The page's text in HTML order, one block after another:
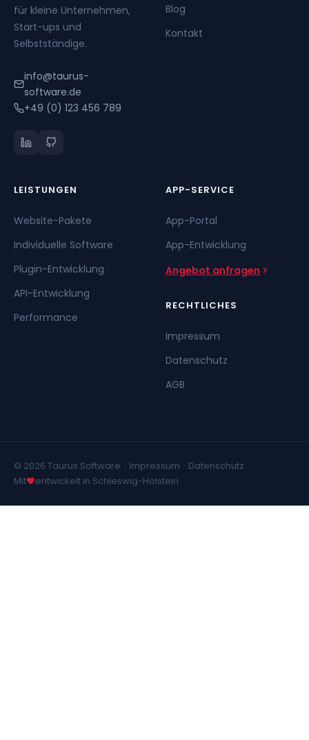
für kleine Unternehmen,
Start-ups und
Selbstständige.
info@taurus-
software.de
+49 (0) 123 456 789
Blog
Kontakt
LEISTUNGEN
Website-Pakete
Individuelle Software
Plugin-Entwicklung
API-Entwicklung
Performance
APP-SERVICE
App-Portal
App-Entwicklung
Angebot anfragen
RECHTLICHES
Impressum
Datenschutz
AGB
© 2026 Taurus Software · Impressum · Datenschutz
Mit
entwickelt in Schleswig-Holstein